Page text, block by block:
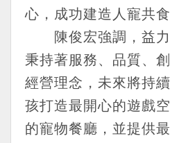
心，成功建造人寵共
陳俊宏強調，益力
秉持著服務、品質、
經營理念，未來將持
孩打造最開心的遊戲
的寵物餐廳，並提供